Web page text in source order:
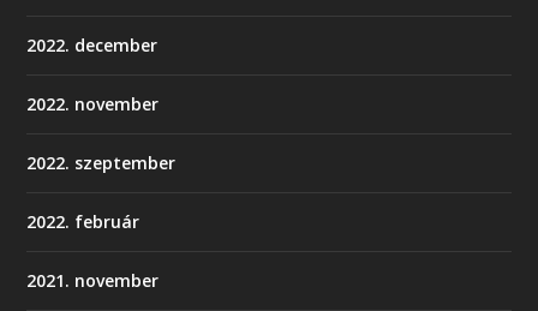
2022. december
2022. november
2022. szeptember
2022. február
2021. november